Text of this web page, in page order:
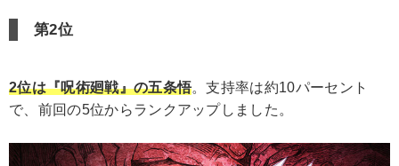
第2位
2位は『呪術廻戦』の五条悟。支持率は約10パーセント
で、前回の5位からランクアップしました。